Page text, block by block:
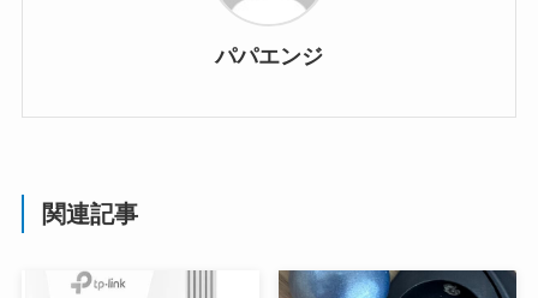
パパエンジ
関連記事